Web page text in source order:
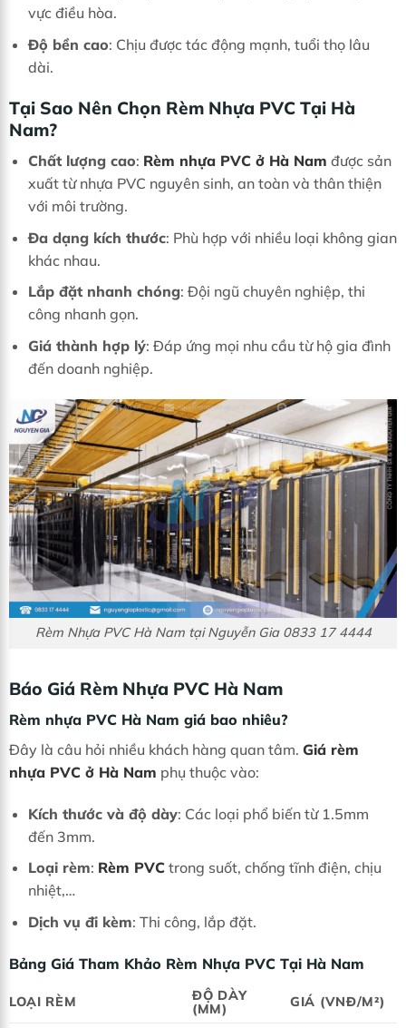
vực điều hòa.
Độ bền cao: Chịu được tác động mạnh, tuổi thọ lâu
dài.
Tại Sao Nên Chọn Rèm Nhựa PVC Tại Hà
Nam?
Chất lượng cao: Rèm nhựa PVC ở Hà Nam được sản
xuất từ nhựa PVC nguyên sinh, an toàn và thân thiện
với môi trường.
Đa dạng kích thước: Phù hợp với nhiều loại không gian
khác nhau.
Lắp đặt nhanh chóng: Đội ngũ chuyên nghiệp, thi
công nhanh gọn.
Giá thành hợp lý: Đáp ứng mọi nhu cầu từ hộ gia đình
đến doanh nghiệp.
Rèm Nhựa PVC Hà Nam tại Nguyễn Gia 0833 17 4444
Báo Giá Rèm Nhựa PVC Hà Nam
Rèm nhựa PVC Hà Nam giá bao nhiêu?
Đây là câu hỏi nhiều khách hàng quan tâm. Giá rèm
nhựa PVC ở Hà Nam phụ thuộc vào:
Kích thước và độ dày: Các loại phổ biến từ 1.5mm
đến 3mm.
Loại rèm: Rèm PVCtrong suốt, chống tĩnh điện, chịu
nhiệt,…
Dịch vụ đi kèm: Thi công, lắp đặt.
Bảng Giá Tham Khảo Rèm Nhựa PVC Tại Hà Nam
LOẠI RÈM
ĐỘ DÀY
(MM)
GIÁ (VNĐ/M²)